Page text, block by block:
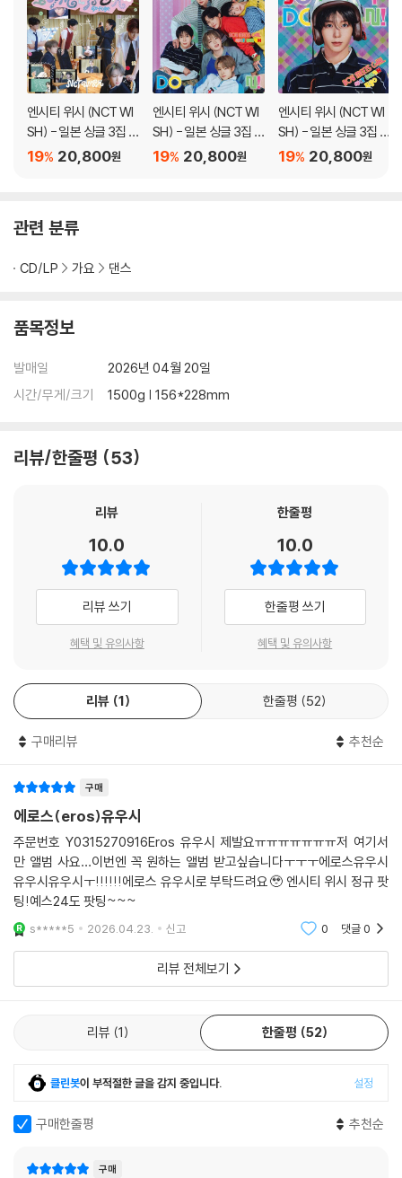
엔시티 위시 (NCT WI
SH) - 일본 싱글 3집 Y
O-I-DON! / BOY ME
20,800원
19%
엔시티 위시 (NCT WI
SH) - 일본 싱글 3집 Y
O-I-DON! / BOY ME
20,800원
19%
엔시티 위시 (NCT WI
SH) - 일본 싱글 3집 Y
O-I-DON! / BOY ME
20,800원
19%
관련 분류
CD/LP 가요 댄스
품목정보
발매일
2026년 04월 20일
시간/무게/크기
1500g | 156*228mm
리뷰/한줄평 53
리뷰
10.0
리뷰 쓰기
혜택 및 유의사항
한줄평
10.0
한줄평 쓰기
혜택 및 유의사항
리뷰 1 한줄평 52
구매리뷰 추천순
구매
에로스(eros)유우시
주문번호 Y0315270916Eros 유우시 제발요ㅠㅠㅠㅠㅠㅠㅠ저 여기서
만 앨범 사요…이번엔 꼭 원하는 앨범 받고싶습니다ㅜㅜㅜ에로스유우시
유우시유우시ㅜ!!!!!!에로스 유우시로 부탁드려요🥹 엔시티 위시 정규 팟
팅!예스24도 팟팅~~~
s*****5 2026.04.23. 신고 0 댓글0
리뷰 전체보기
리뷰 1 한줄평 52
클린봇이 부적절한 글을 감지 중입니다. 설정
구매한줄평 추천순
구매